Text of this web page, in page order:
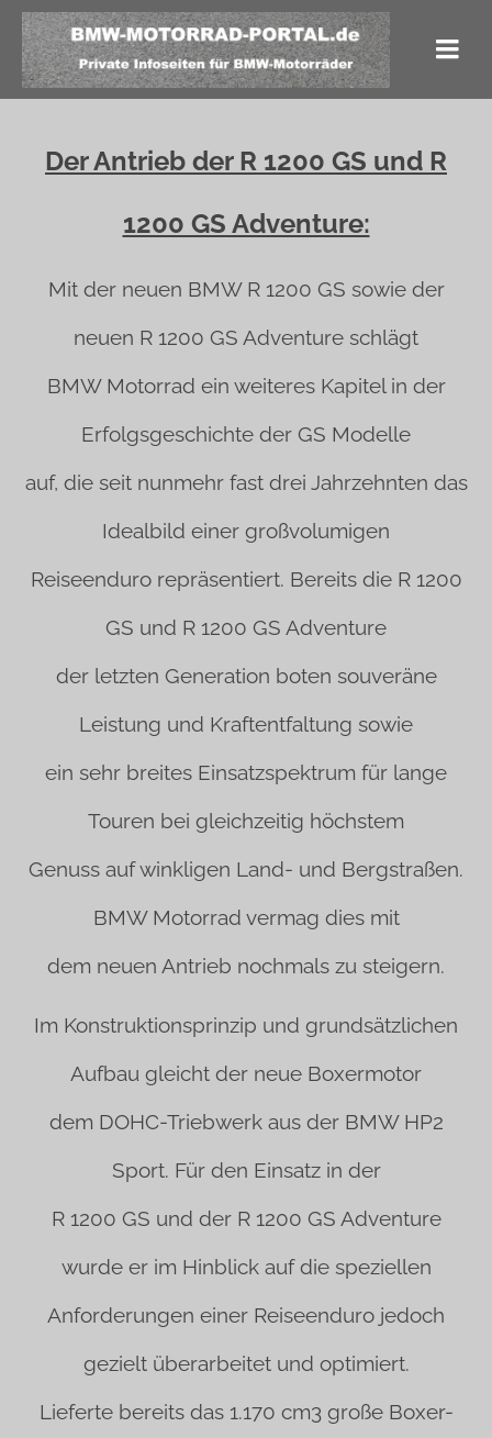
Der Antrieb der R 1200 GS und R
1200 GS Adventure:
Mit der neuen BMW R 1200 GS sowie der
neuen R 1200 GS Adventure schlägt
BMW Motorrad ein weiteres Kapitel in der
Erfolgsgeschichte der GS Modelle
auf, die seit nunmehr fast drei Jahrzehnten das
Idealbild einer großvolumigen
Reiseenduro repräsentiert. Bereits die R 1200
GS und R 1200 GS Adventure
der letzten Generation boten souveräne
Leistung und Kraftentfaltung sowie
ein sehr breites Einsatzspektrum für lange
Touren bei gleichzeitig höchstem
Genuss auf winkligen Land- und Bergstraßen.
BMW Motorrad vermag dies mit
dem neuen Antrieb nochmals zu steigern.
Im Konstruktionsprinzip und grundsätzlichen
Aufbau gleicht der neue Boxermotor
dem DOHC-Triebwerk aus der BMW HP2
Sport. Für den Einsatz in der
R 1200 GS und der R 1200 GS Adventure
wurde er im Hinblick auf die speziellen
Anforderungen einer Reiseenduro jedoch
gezielt überarbeitet und optimiert.
Lieferte bereits das 1.170 cm3 große Boxer-